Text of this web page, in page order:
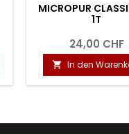
MICROPUR
1T
24,00 CHF
 In den